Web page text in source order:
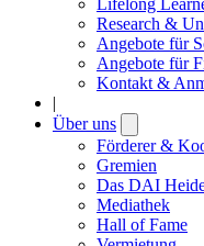
Research &
Angebote für
Angebote für
Kontakt &
|
Über uns
submenu
Förderer &
Gremien
Das DAI
Mediathek
Hall of Fame